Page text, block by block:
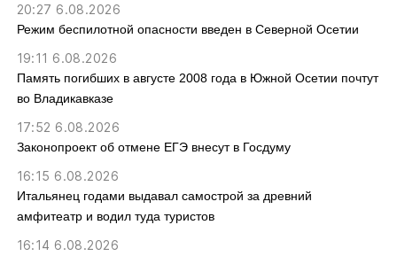
20:27 6.08.2026
Режим беспилотной опасности введен в Северной Осетии
19:11 6.08.2026
Память погибших в августе 2008 года в Южной Осетии почтут
во Владикавказе
17:52 6.08.2026
Законопроект об отмене ЕГЭ внесут в Госдуму
16:15 6.08.2026
Итальянец годами выдавал самострой за древний
амфитеатр и водил туда туристов
16:14 6.08.2026